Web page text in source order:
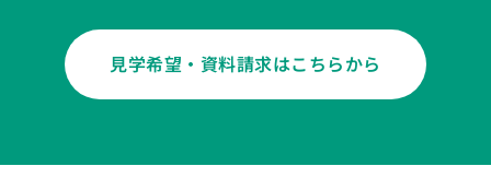
見学希望・資料請求はこちらから